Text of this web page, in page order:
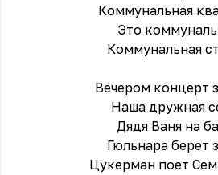
Коммунальная
Это
Коммунальная
Вечером концерт
Наша дружная
Дядя Ваня на
Гюльнара берет
Цукерман поет